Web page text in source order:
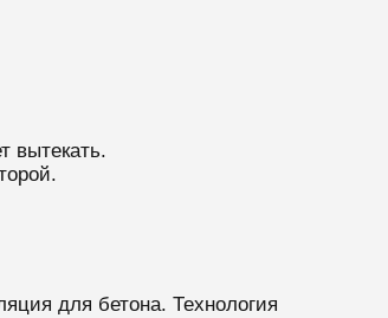
вытекать.
для бетона. Технология